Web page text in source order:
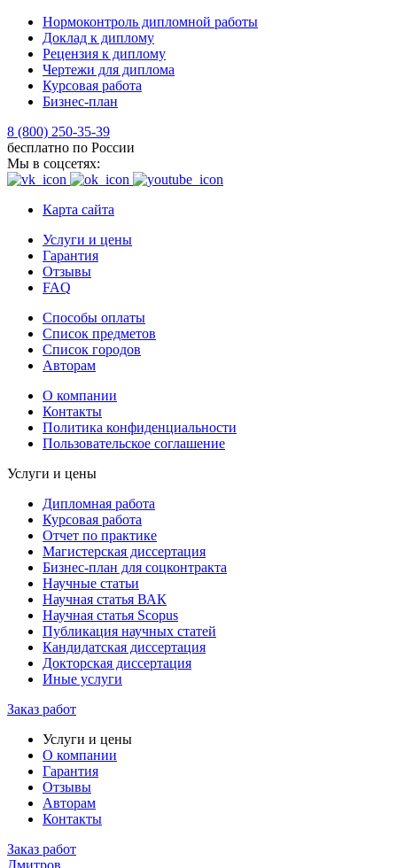
Нормоконтроль дипломной работы
Доклад к диплому
Рецензия к диплому
Чертежи для диплома
Курсовая работа
Бизнес-план
8 (800) 250-35-39
бесплатно по России
Мы в соцсетях:
Карта сайта
Услуги и цены
Гарантия
Отзывы
FAQ
Способы оплаты
Список предметов
Список городов
Авторам
О компании
Контакты
Политика конфиденциальности
Пользовательское соглашение
Услуги и цены
Дипломная работа
Курсовая работа
Отчет по практике
Магистерская диссертация
Бизнес-план для соцконтракта
Научные статьи
Научная статья ВАК
Научная статья Scopus
Публикация научных статей
Кандидатская диссертация
Докторская диссертация
Иные услуги
Заказ работ
Услуги и цены
О компании
Гарантия
Отзывы
Авторам
Контакты
Заказ работ
Дмитров